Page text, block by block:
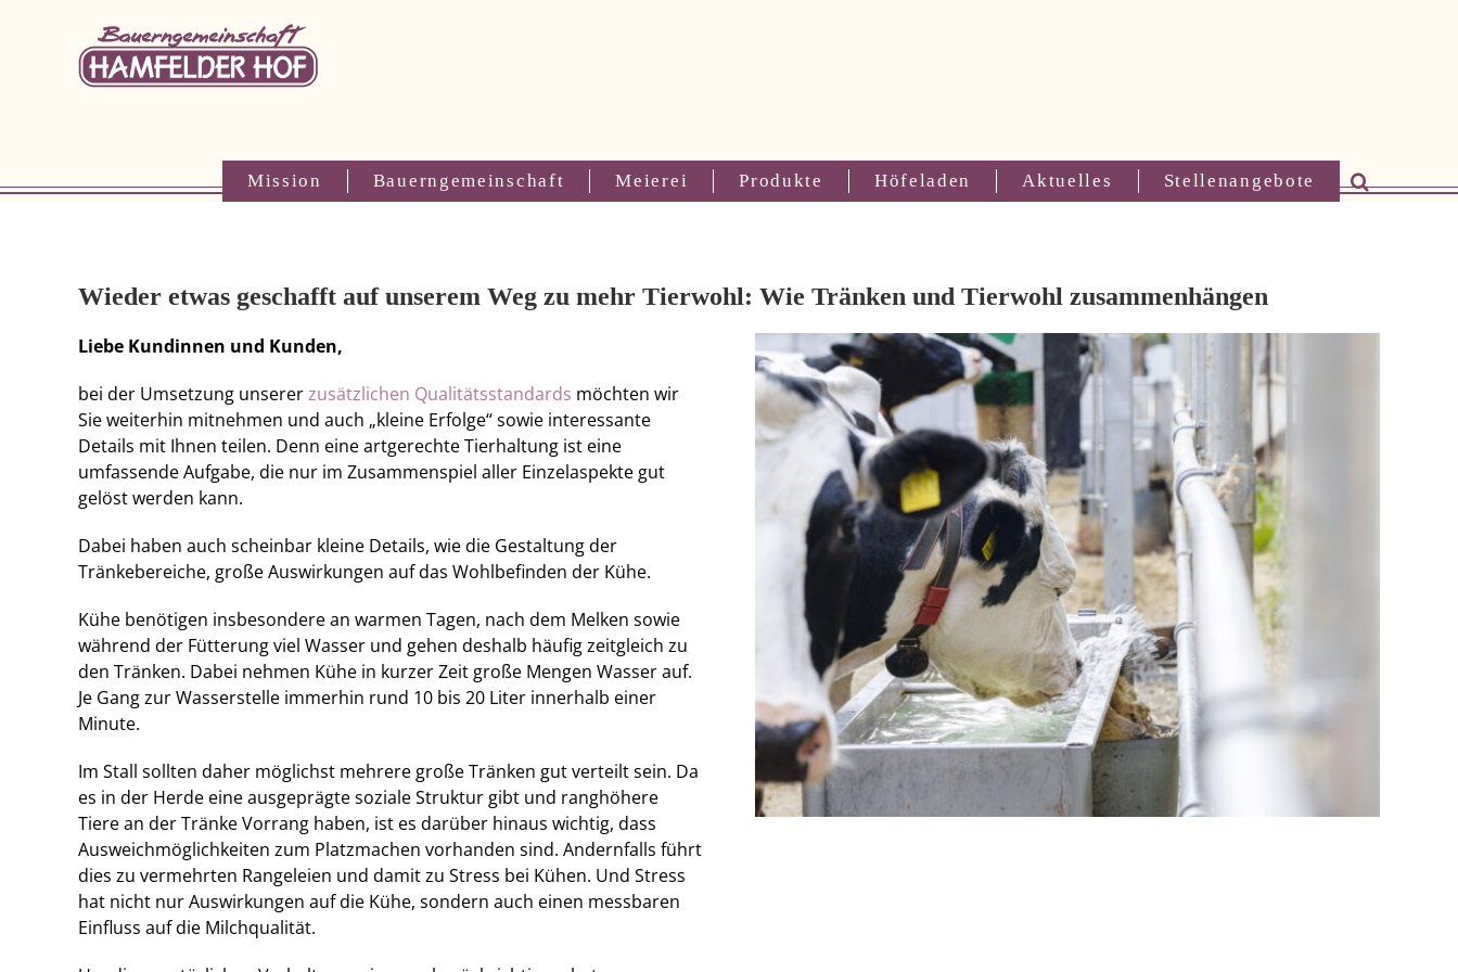
Mission Bauerngemeinschaft Meierei Produkte Höfeladen Aktuelles Stellenangebote
Wieder etwas geschafft auf unserem Weg zu mehr Tierwohl: Wie Tränken und Tierwohl zusammenhängen
Liebe Kundinnen und Kunden,
bei der Umsetzung unsererzusätzlichen Qualitätsstandards möchten wir
Sie weiterhin mitnehmen und auch „kleine Erfolge“ sowie interessante
Details mit Ihnen teilen. Denn eine artgerechte Tierhaltung ist eine
umfassende Aufgabe, die nur im Zusammenspiel aller Einzelaspekte gut
gelöst werden kann.
Dabei haben auch scheinbar kleine Details, wie die Gestaltung der
Tränkebereiche, große Auswirkungen auf das Wohlbefinden der Kühe.
Kühe benötigen insbesondere an warmen Tagen, nach dem Melken sowie
während der Fütterung viel Wasser und gehen deshalb häufig zeitgleich zu
den Tränken. Dabei nehmen Kühe in kurzer Zeit große Mengen Wasser auf.
Je Gang zur Wasserstelle immerhin rund 10 bis 20 Liter innerhalb einer
Minute.
Im Stall sollten daher möglichst mehrere große Tränken gut verteilt sein. Da
es in der Herde eine ausgeprägte soziale Struktur gibt und ranghöhere
Tiere an der Tränke Vorrang haben, ist es darüber hinaus wichtig, dass
Ausweichmöglichkeiten zum Platzmachen vorhanden sind. Andernfalls führt
dies zu vermehrten Rangeleien und damit zu Stress bei Kühen. Und Stress
hat nicht nur Auswirkungen auf die Kühe, sondern auch einen messbaren
Einfluss auf die Milchqualität.